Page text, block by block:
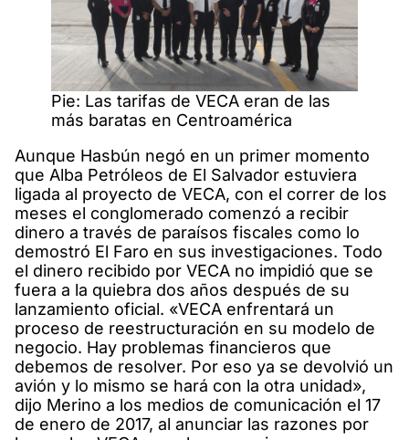
Pie: Las tarifas de VECA eran de las
más baratas en Centroamérica
Aunque Hasbún negó en un primer momento
que Alba Petróleos de El Salvador estuviera
ligada al proyecto de VECA, con el correr de los
meses el conglomerado comenzó a recibir
dinero a través de paraísos fiscales como lo
demostró El Faro en sus investigaciones. Todo
el dinero recibido por VECA no impidió que se
fuera a la quiebra dos años después de su
lanzamiento oficial. «VECA enfrentará un
proceso de reestructuración en su modelo de
negocio. Hay problemas financieros que
debemos de resolver. Por eso ya se devolvió un
avión y lo mismo se hará con la otra unidad»,
dijo Merino a los medios de comunicación el 17
de enero de 2017, al anunciar las razones por